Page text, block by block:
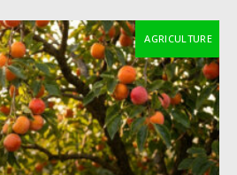
AGRICULTURE